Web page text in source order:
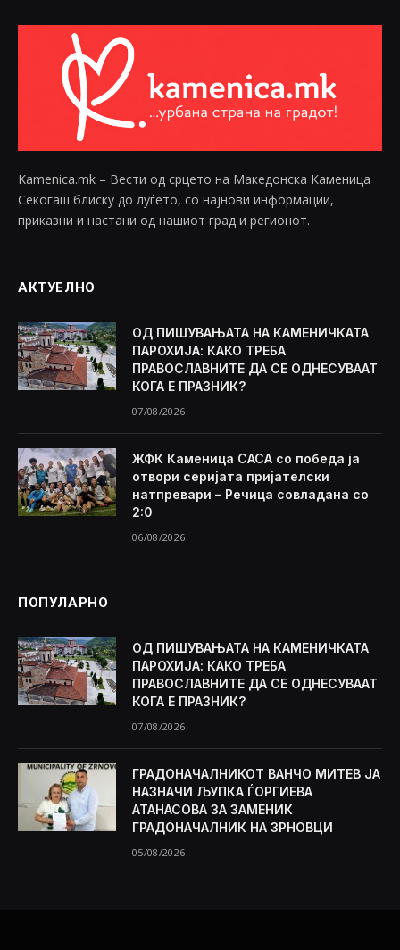
Kamenica.mk – Вести од срцето на Македонска Каменица
Секогаш блиску до луѓето, со најнови информации,
приказни и настани од нашиот град и регионот.
АКТУЕЛНО
ОД ПИШУВАЊАТА НА КАМЕНИЧКАТА
ПАРОХИЈА: КАКО ТРЕБА
ПРАВОСЛАВНИТЕ ДА СЕ ОДНЕСУВААТ
КОГА Е ПРАЗНИК?
07/08/2026
ЖФК Каменица САСА со победа ја
отвори серијата пријателски
натпревари – Речица совладана со
2:0
06/08/2026
ПОПУЛАРНО
ОД ПИШУВАЊАТА НА КАМЕНИЧКАТА
ПАРОХИЈА: КАКО ТРЕБА
ПРАВОСЛАВНИТЕ ДА СЕ ОДНЕСУВААТ
КОГА Е ПРАЗНИК?
07/08/2026
ГРАДОНАЧАЛНИКОТ ВАНЧО МИТЕВ ЈА
НАЗНАЧИ ЉУПКА ЃОРГИЕВА
АТАНАСОВА ЗА ЗАМЕНИК
ГРАДОНАЧАЛНИК НА ЗРНОВЦИ
05/08/2026